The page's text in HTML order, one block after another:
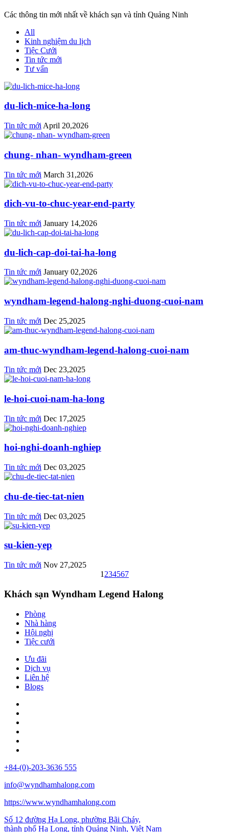
Các thông tin mới nhất về khách sạn và tỉnh Quảng Ninh
All
Kinh nghiệm du lịch
Tiệc Cưới
Tin tức mới
Tư vấn
du-lich-mice-ha-long
Tin tức mới April 20,2026
chung- nhan- wyndham-green
Tin tức mới March 31,2026
dich-vu-to-chuc-year-end-party
Tin tức mới January 14,2026
du-lich-cap-doi-tai-ha-long
Tin tức mới January 02,2026
wyndham-legend-halong-nghi-duong-cuoi-nam
Tin tức mới Dec 25,2025
am-thuc-wyndham-legend-halong-cuoi-nam
Tin tức mới Dec 23,2025
le-hoi-cuoi-nam-ha-long
Tin tức mới Dec 17,2025
hoi-nghi-doanh-nghiep
Tin tức mới Dec 03,2025
chu-de-tiec-tat-nien
Tin tức mới Dec 03,2025
su-kien-yep
Tin tức mới Nov 27,2025
1 234567
Khách sạn Wyndham Legend Halong
Phòng
Nhà hàng
Hội nghị
Tiệc cưới
Ưu đãi
Dịch vụ
Liên hệ
Blogs
+84-(0)-203-3636 555
info@wyndhamhalong.com
https://www.wyndhamhalong.com
Số 12 đường Hạ Long, phường Bãi Cháy,
thành phố Hạ Long, tỉnh Quảng Ninh, Việt Nam